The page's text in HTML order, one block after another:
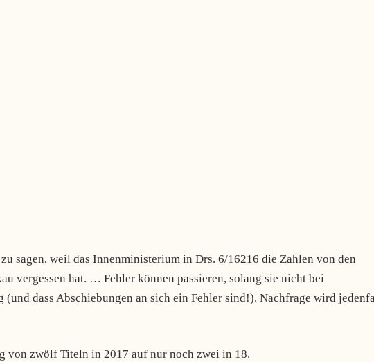
sagen, weil das Innenministerium in Drs. 6/16216 die Zahlen von den
vergessen hat. … Fehler können passieren, solang sie nicht bei
(und dass Abschiebungen an sich ein Fehler sind!). Nachfrage wird
von zwölf Titeln in 2017 auf nur noch zwei in 18.